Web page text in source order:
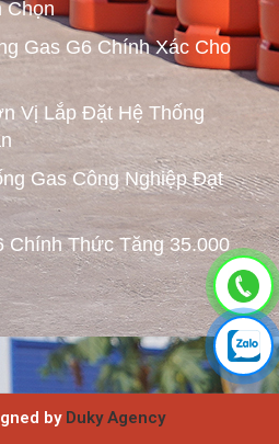
Chọn
Gas G6 Chính Xác Cho
Vị Lắp Đặt Hệ Thống
Gas Công Nghiệp Đạt
Chính Thức Tăng 35.000
byDuky Agency